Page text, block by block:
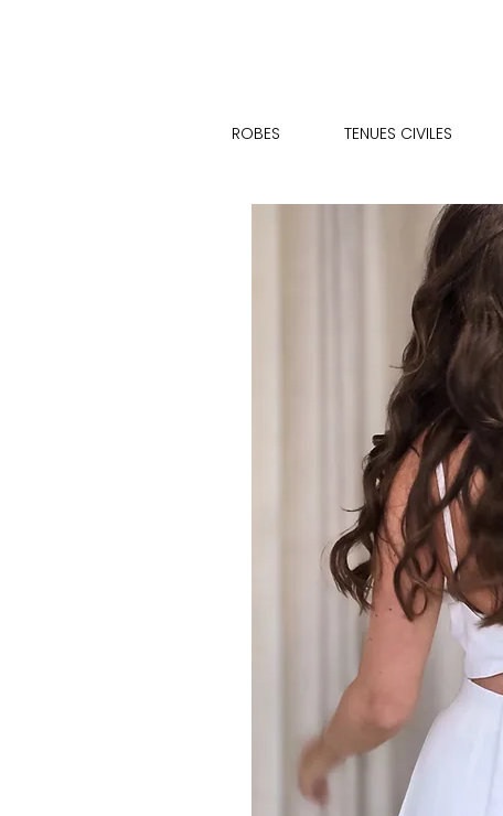
ROBES TENUES CIVILES